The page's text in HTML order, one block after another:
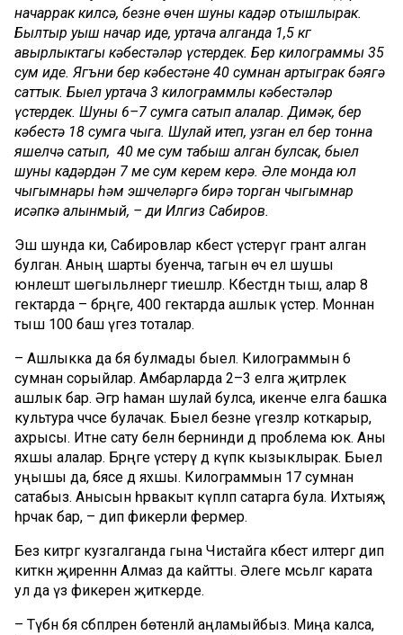
начаррак килсә, безнең өчен шуның кадәр отышлырак.
Былтыр уңыш начар иде, уртача алганда 1,5 кг
авырлыктагы кәбестәләр үстердек. Бер килограммы 35
сум иде. Ягъни бер кәбестәне 40 сумнан артыграк бәягә
саттык. Быел уртача 3 килограммлы кәбестәләр
үстердек. Шуны 6–7 сумга сатып алалар. Димәк, бер
кәбестә 18 сумга чыга. Шулай итеп, узган ел бер тонна
яшелчә сатып, 40 мең сум табыш алган булсак, быел
шуның кадәрдән 7 мең сум керем керә. Әле монда юл
чыгымнары һәм эшчеләргә бирә торган чыгымнар
исәпкә алынмый, – ди Илгиз Сабиров.
Эш шунда ки, Сабировлар кәбестә үстерүгә грант алган
булган. Аның шарты буенча, тагын өч ел шушы
юнәлештә шөгыльләнергә тиешләр. Кәбестәдән тыш, алар 8
гектарда – бәрәңге, 400 гектарда ашлык үстерә. Моннан
тыш 100 баш үгез тоталар.
– Ашлыкка да бәя булмады быел. Килограммын 6
сумнан сорыйлар. Амбарларда 2–3 елга җитәрлек
ашлык бар. Әгәр һаман шулай булса, икенче елга башка
культура чәчәсе булачак. Быел безне үгезләр коткарыр,
ахрысы. Итне сату белән бернинди дә проблема юк. Аны
яхшы алалар. Бәрәңге үстерү дә күпкә кызыклырак. Быел
уңышы да, бәясе дә яхшы. Килограммын 17 сумнан
сатабыз. Анысын һәрвакыт күпләп сатарга була. Ихтыяҗ
һәрчак бар, – дип фикерли фермер.
Без китәргә кузгалганда гына Чистайга кәбестә илтергә дип
киткән җиреннән Алмаз да кайтты. Әлеге мәсьәләгә карата
ул да үз фикерен җиткерде.
– Түбән бәя сәбәпләрен бөтенләй аңламыйбыз. Миңа калса,